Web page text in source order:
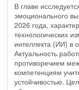
В главе
эмоционального
2026 года,
технологических
интеллекта (ИИ) в
Актуальность
противоречием
компетенциям
устойчивостью.